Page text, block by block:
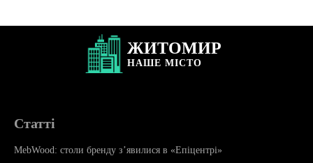
ЖИТОМИР
НАШЕ МІСТО
Статті
MebWood: столи бренду з’явилися в «Епіцентрі»